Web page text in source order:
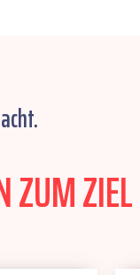
ZUM ZIEL